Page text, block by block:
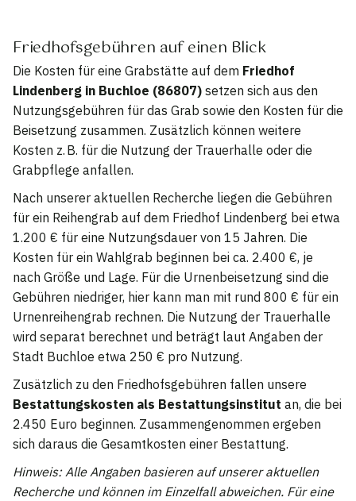
Friedhofsgebühren auf einen Blick
Die Kosten für eine Grabstätte auf dem Friedhof
Lindenberg in Buchloe (86807) setzen sich aus den
Nutzungsgebühren für das Grab sowie den Kosten für die
Beisetzung zusammen. Zusätzlich können weitere
Kosten z. B. für die Nutzung der Trauerhalle oder die
Grabpflege anfallen.
Nach unserer aktuellen Recherche liegen die Gebühren
für ein Reihengrab auf dem Friedhof Lindenberg bei etwa
1.200 € für eine Nutzungsdauer von 15 Jahren. Die
Kosten für ein Wahlgrab beginnen bei ca. 2.400 €, je
nach Größe und Lage. Für die Urnenbeisetzung sind die
Gebühren niedriger, hier kann man mit rund 800 € für ein
Urnenreihengrab rechnen. Die Nutzung der Trauerhalle
wird separat berechnet und beträgt laut Angaben der
Stadt Buchloe etwa 250 € pro Nutzung.
Zusätzlich zu den Friedhofsgebühren fallen unsere
Bestattungskosten als Bestattungsinstitut an, die bei
2.450 Euro beginnen. Zusammengenommen ergeben
sich daraus die Gesamtkosten einer Bestattung.
Hinweis: Alle Angaben basieren auf unserer aktuellen
Recherche und können im Einzelfall abweichen. Für eine